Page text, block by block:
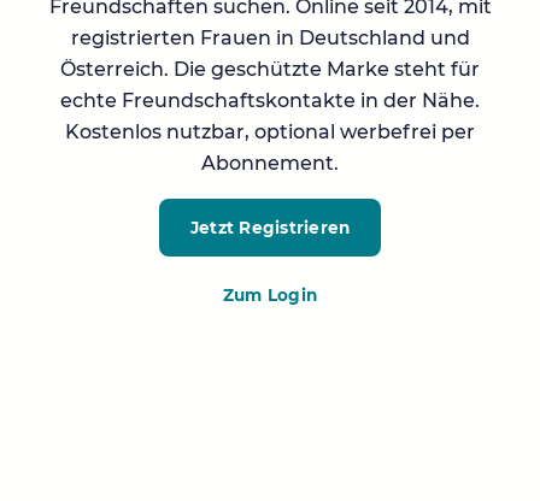
Freundschaften suchen. Online seit 2014, mit
registrierten Frauen in Deutschland und
Österreich. Die geschützte Marke steht für
echte Freundschaftskontakte in der Nähe.
Kostenlos nutzbar, optional werbefrei per
Abonnement.
Jetzt Registrieren
Zum Login